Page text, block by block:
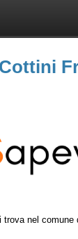
Cottini
trova nel comune